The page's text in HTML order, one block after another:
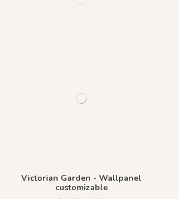
Victorian Garden - Wallpanel
customizable